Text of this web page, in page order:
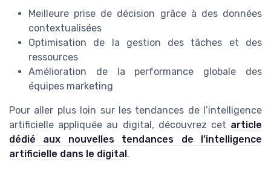
Meilleure prise de décision grâce à des données
contextualisées
Optimisation de la gestion des tâches et des
ressources
Amélioration de la performance globale des
équipes marketing
Pour aller plus loin sur les tendances de l’intelligence
artificielle appliquée au digital, découvrez cet article
dédié aux nouvelles tendances de l’intelligence
artificielle dans le digital.